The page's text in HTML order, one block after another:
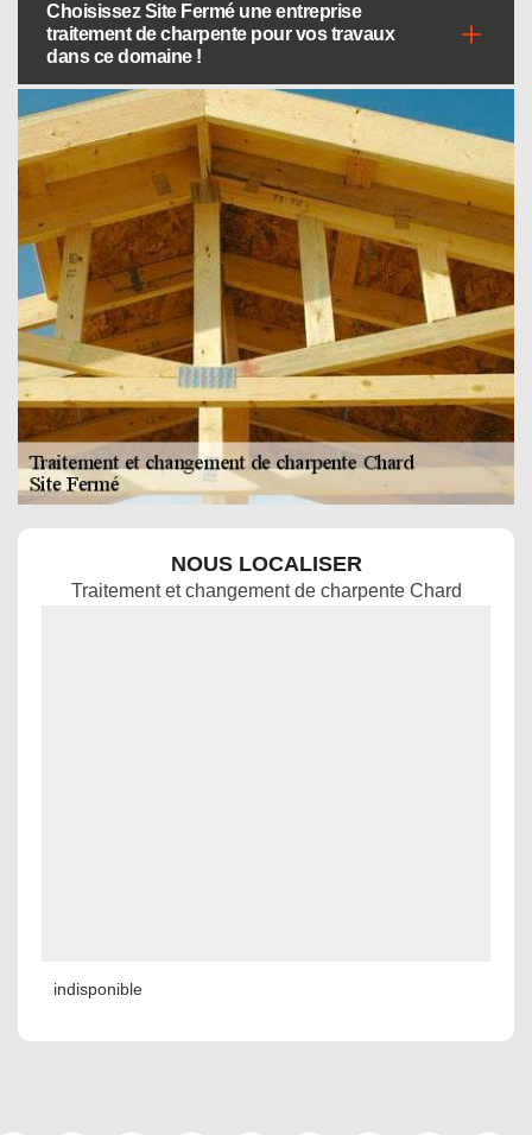
Choisissez Site Fermé une entreprise
traitement de charpente pour vos travaux
dans ce domaine !
NOUS LOCALISER
Traitement et changement de charpente Chard
indisponible